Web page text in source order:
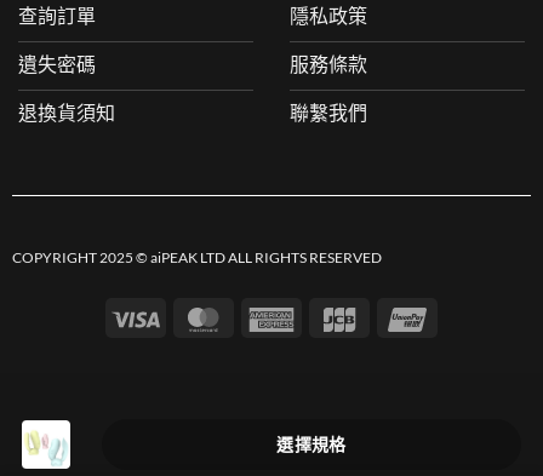
查詢訂單
遺失密碼
退換貨須知
隱私政策
服務條款
聯繫我們
COPYRIGHT 2025 © aiPEAK LTD ALL RIGHTS RESERVED
Visa MasterCardAmerican JCB
選擇規格